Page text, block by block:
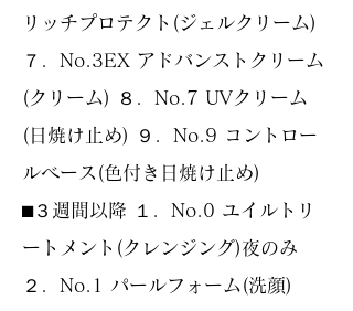
リッチプロテクト(ジェルクリーム)
７．No.3EX アドバンストクリーム
(クリーム) ８．No.7 UVクリーム
(日焼け止め) ９．No.9 コントロー
ルベース(色付き日焼け止め)
⬛︎３週間以降 １．No.0 ユイルトリ
ートメント(クレンジング)夜のみ
２．No.1 パールフォーム(洗顔)